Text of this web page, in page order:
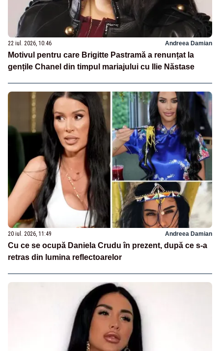
22 iul. 2026, 10:46 Andreea Damian
Motivul pentru care Brigitte Pastramă a renunțat la
gențile Chanel din timpul mariajului cu Ilie Năstase
20 iul. 2026, 11:49 Andreea Damian
Cu ce se ocupă Daniela Crudu în prezent, după ce s-a
retras din lumina reflectoarelor